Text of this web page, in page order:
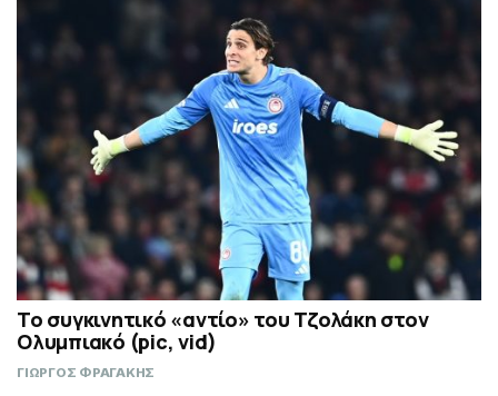
To συγκινητικό «αντίο» του Τζολάκη στον
Ολυμπιακό (pic, vid)
ΓΙΩΡΓΟΣ ΦΡΑΓΑΚΗΣ